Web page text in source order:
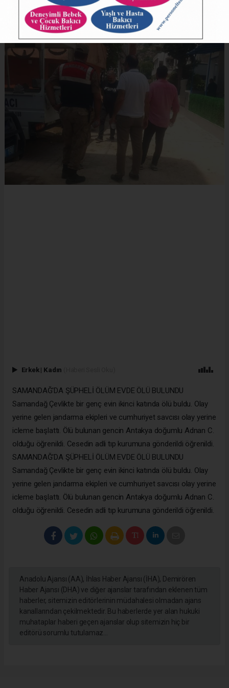
Erkek | Kadın
SAMANDAĞ'DA ŞÜPHELİ ÖLÜM EVDE ÖLÜ BULUNDU
Samandağ Çevlikte bir genç evin ikinci katında ölü buldu. Olay
yerine gelen jandarma ekipleri ve cumhuriyet savcısı olay yerine
icleme başlattı. Ölü bulunan gencin Antakya doğumlu Adnan C.
olduğu öğrenildi. Cesedin adli tıp kurumuna gönderildi öğrenildi.
SAMANDAĞ'DA ŞÜPHELİ ÖLÜM EVDE ÖLÜ BULUNDU
Samandağ Çevlikte bir genç evin ikinci katında ölü buldu. Olay
yerine gelen jandarma ekipleri ve cumhuriyet savcısı olay yerine
icleme başlattı. Ölü bulunan gencin Antakya doğumlu Adnan C.
olduğu öğrenildi. Cesedin adli tıp kurumuna gönderildi öğrenildi.
Anadolu Ajansı (AA), İhlas Haber Ajansı (İHA), Demirören
Haber Ajansı (DHA) ve diğer ajanslar tarafından eklenen tüm
haberler, sitemizin editörlerinin müdahalesi olmadan ajans
kanallarından çekilmektedir. Bu haberlerde yer alan hukuki
muhataplar haberi geçen ajanslar olup sitemizin hiç bir
editörü sorumlu tutulamaz...